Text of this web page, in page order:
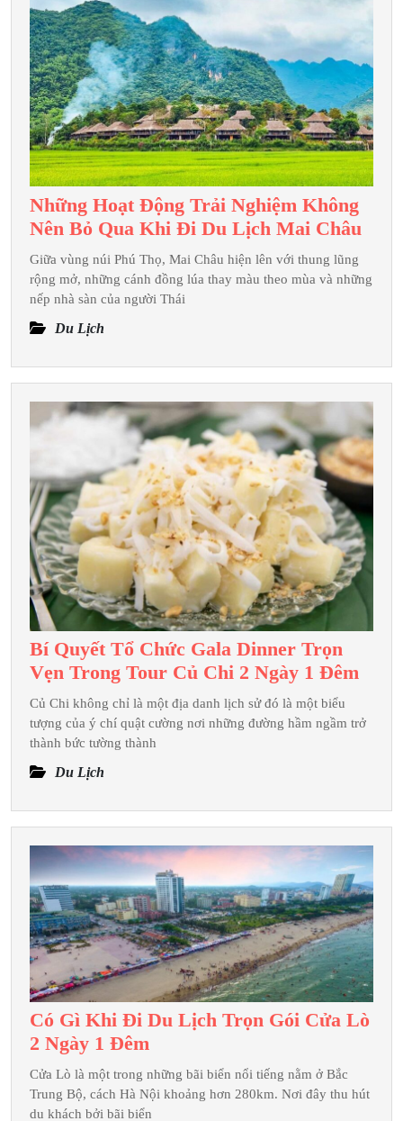
Những Hoạt Động Trải Nghiệm Không
Nên Bỏ Qua Khi Đi Du Lịch Mai Châu
Nên
Bỏ
Qua
Khi
Đi
Du
Lịch
Mai
Giữa vùng núi Phú Thọ, Mai Châu hiện lên với thung lũng
rộng mở, những cánh đồng lúa thay màu theo mùa và những
nếp nhà sàn của người Thái
Du Lịch
Bí Quyết Tổ Chức Gala Dinner Trọn
Vẹn Trong Tour Củ Chi 2 Ngày 1 Đêm
Tổ
Trọn
Tour
Củ
Chi
2
Ngày
1
Đêm
Củ Chi không chỉ là một địa danh lịch sử đó là một biểu
tượng của ý chí quật cường nơi những đường hầm ngầm trở
thành bức tường thành
Du Lịch
Có Gì Khi Đi Du Lịch Trọn Gói Cửa Lò
2 Ngày 1 Đêm
Gì
Khi
Đi
Cửa Lò là một trong những bãi biển nổi tiếng nằm ở Bắc
Trung Bộ, cách Hà Nội khoảng hơn 280km. Nơi đây thu hút
du khách bởi bãi biển